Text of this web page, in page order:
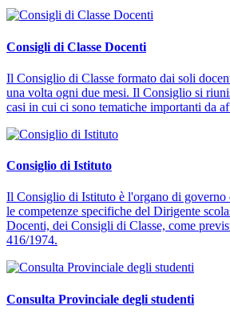
Consigli di Classe Docenti
Il Consiglio di Classe formato dai soli
una volta ogni due mesi. Il Consiglio si
casi in cui ci sono tematiche importanti da
Consiglio di Istituto
Il Consiglio di Istituto è l'organo di governo
le competenze specifiche del Dirigente
Docenti, dei Consigli di Classe, come
416/1974.
Consulta Provinciale degli studenti